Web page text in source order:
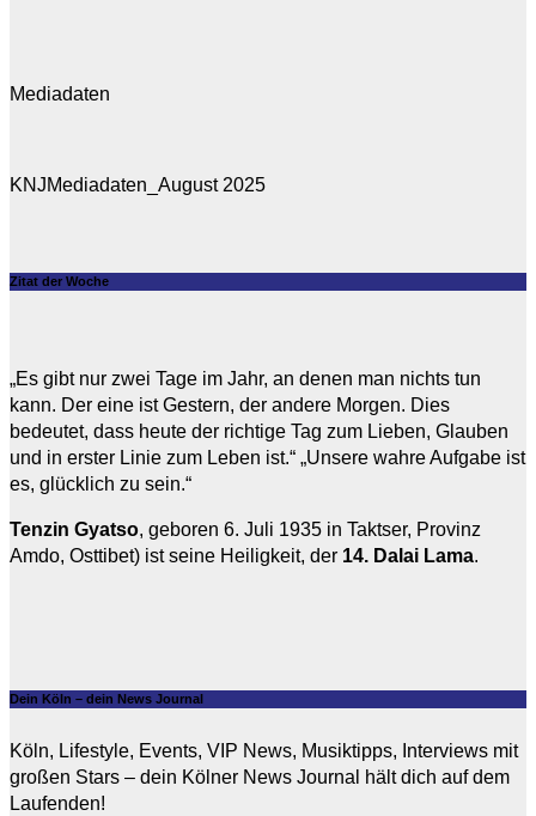
Mediadaten
KNJMediadaten_August 2025
Zitat der Woche
„Es gibt nur zwei Tage im Jahr, an denen man nichts tun
kann. Der eine ist Gestern, der andere Morgen. Dies
bedeutet, dass heute der richtige Tag zum Lieben, Glauben
und in erster Linie zum Leben ist.“ „Unsere wahre Aufgabe ist
es, glücklich zu sein.“
Tenzin Gyatso, geboren 6. Juli 1935 in Taktser, Provinz
Amdo, Osttibet) ist seine Heiligkeit, der 14. Dalai Lama.
Dein Köln – dein News Journal
Köln, Lifestyle, Events, VIP News, Musiktipps, Interviews mit
großen Stars – dein Kölner News Journal hält dich auf dem
Laufenden!